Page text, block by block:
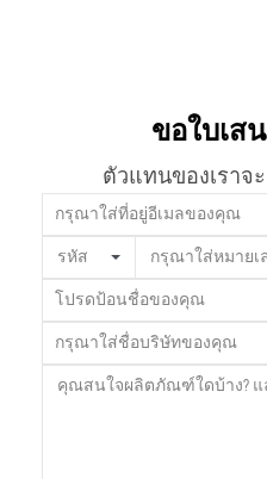
ขอใบเส
ตัวแทนของเราจ
รหัส